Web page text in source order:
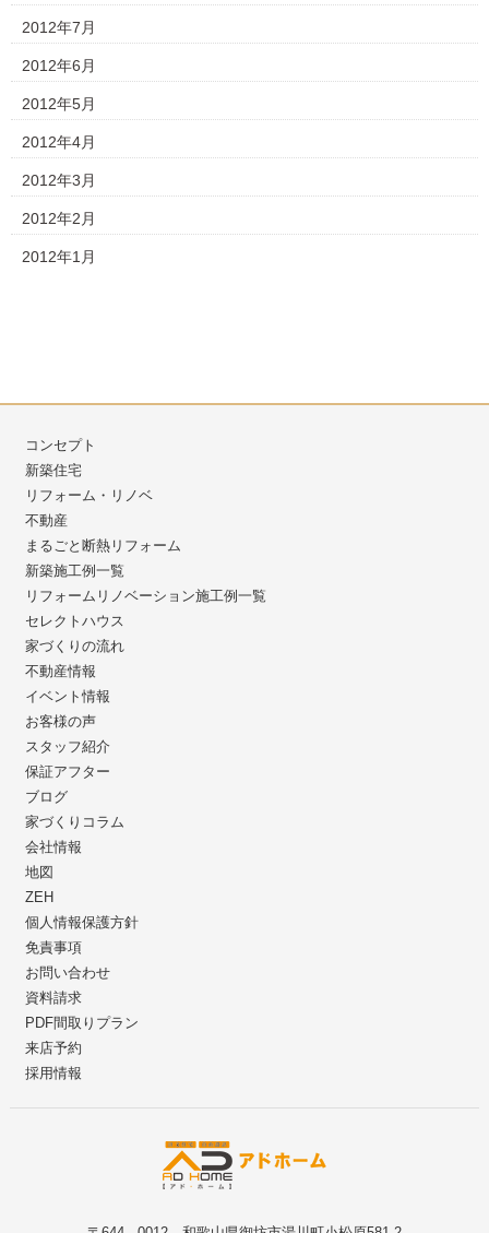
2012年7月
2012年6月
2012年5月
2012年4月
2012年3月
2012年2月
2012年1月
コンセプト
新築住宅
リフォーム・リノベ
不動産
まるごと断熱リフォーム
新築施工例一覧
リフォームリノベーション施工例一覧
セレクトハウス
家づくりの流れ
不動産情報
イベント情報
お客様の声
スタッフ紹介
保証アフター
ブログ
家づくりコラム
会社情報
地図
ZEH
個人情報保護方針
免責事項
お問い合わせ
資料請求
PDF間取りプラン
来店予約
採用情報